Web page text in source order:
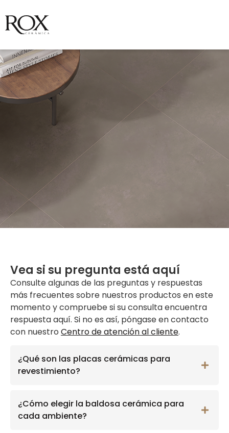
Vea si su pregunta está aquí
Consulte algunas de las preguntas y respuestas
más frecuentes sobre nuestros productos en este
momento y compruebe si su consulta encuentra
respuesta aquí. Si no es así, póngase en contacto
con nuestro Centro de atención al cliente.
¿Qué son las placas cerámicas para
revestimiento?
¿Cómo elegir la baldosa cerámica para
cada ambiente?